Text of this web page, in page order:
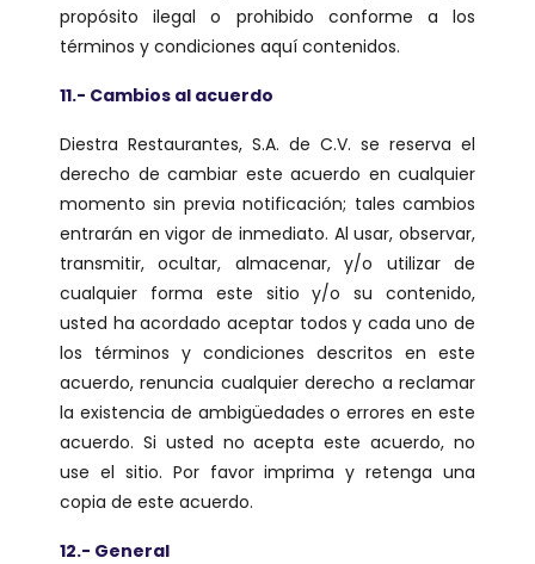
propósito ilegal o prohibido conforme a los
términos y condiciones aquí contenidos.
11.- Cambios al acuerdo
Diestra Restaurantes, S.A. de C.V. se reserva el
derecho de cambiar este acuerdo en cualquier
momento sin previa notificación; tales cambios
entrarán en vigor de inmediato. Al usar, observar,
transmitir, ocultar, almacenar, y/o utilizar de
cualquier forma este sitio y/o su contenido,
usted ha acordado aceptar todos y cada uno de
los términos y condiciones descritos en este
acuerdo, renuncia cualquier derecho a reclamar
la existencia de ambigüedades o errores en este
acuerdo. Si usted no acepta este acuerdo, no
use el sitio. Por favor imprima y retenga una
copia de este acuerdo.
12.- General